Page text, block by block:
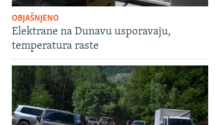
OBJAŠNJENO
Elektrane na Dunavu usporavaju,
temperatura raste